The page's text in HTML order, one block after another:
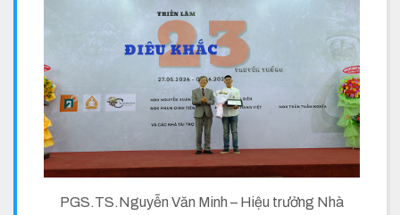
PGS.TS.Nguyễn Văn Minh – Hiệu trưởng Nhà